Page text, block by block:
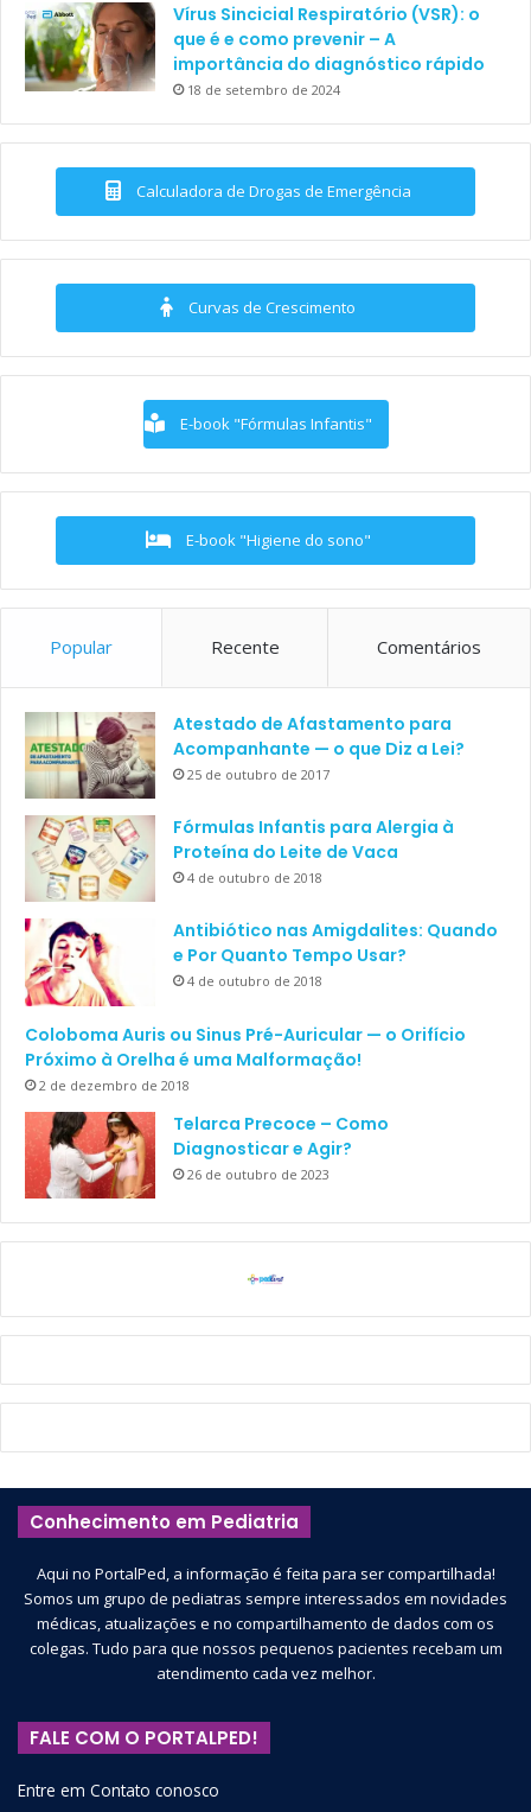
Vírus Sincicial Respiratório (VSR): o
que é e como prevenir – A
importância do diagnóstico rápido
18 de setembro de 2024
Calculadora de Drogas de Emergência
Curvas de Crescimento
E-book "Fórmulas Infantis"
E-book "Higiene do sono"
Popular Recente Comentários
Atestado de Afastamento para
Acompanhante — o que Diz a Lei?
25 de outubro de 2017
Fórmulas Infantis para Alergia à
Proteína do Leite de Vaca
4 de outubro de 2018
Antibiótico nas Amigdalites: Quando
e Por Quanto Tempo Usar?
4 de outubro de 2018
Coloboma Auris ou Sinus Pré-Auricular — o Orifício
Próximo à Orelha é uma Malformação!
2 de dezembro de 2018
Telarca Precoce – Como
Diagnosticar e Agir?
26 de outubro de 2023
Conhecimento em Pediatria
Aqui no PortalPed, a informação é feita para ser compartilhada!
Somos um grupo de pediatras sempre interessados em novidades
médicas, atualizações e no compartilhamento de dados com os
colegas. Tudo para que nossos pequenos pacientes recebam um
atendimento cada vez melhor.
FALE COM O PORTALPED!
Entre em Contato conosco